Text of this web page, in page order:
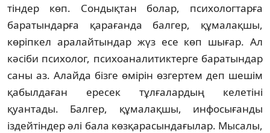
тіндер көп. Сондықтан болар, психо­лог­тарға
баратындарға қарағанда балгер, құ­ма­лақшы,
көріпкел аралайтындар жүз есе көп шығар. Ал
кәсіби психолог, психоана­литик­терге баратындар
саны аз. Алайда бізге өмі­рін өзгертем деп шешім
қабылдаған ересек тұлғалардың келетіні
қуантады. Балгер, құ­малақшы, инфосығанды
іздейтіндер әлі бала көзқарасындағылар. Мысалы,